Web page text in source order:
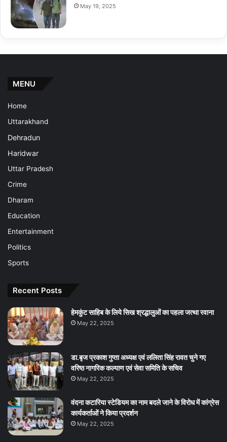
May 19, 2025
MENU
Home
Uttarakhand
Dehradun
Haridwar
Uttar Pradesh
Crime
Dharam
Education
Entertainment
Politics
Sports
Recent Posts
हेमकुंट साहिब के लिये सिख श्रद्धालुओं का पहला जत्था रवाना
May 22, 2025
डा.बृज प्रकाश गुप्ता अध्यक्ष एवं ललिता सिंह रावत चुने गए
वरिष्ठ नागरिक कल्याण एवं सेवा समिति के सचिव
May 22, 2025
वंदना कटारिया स्टेडियम का नाम बदले जाने के विरोध में कांग्रेस
कार्यकर्ताओं ने किया प्रदर्शन
May 22, 2025